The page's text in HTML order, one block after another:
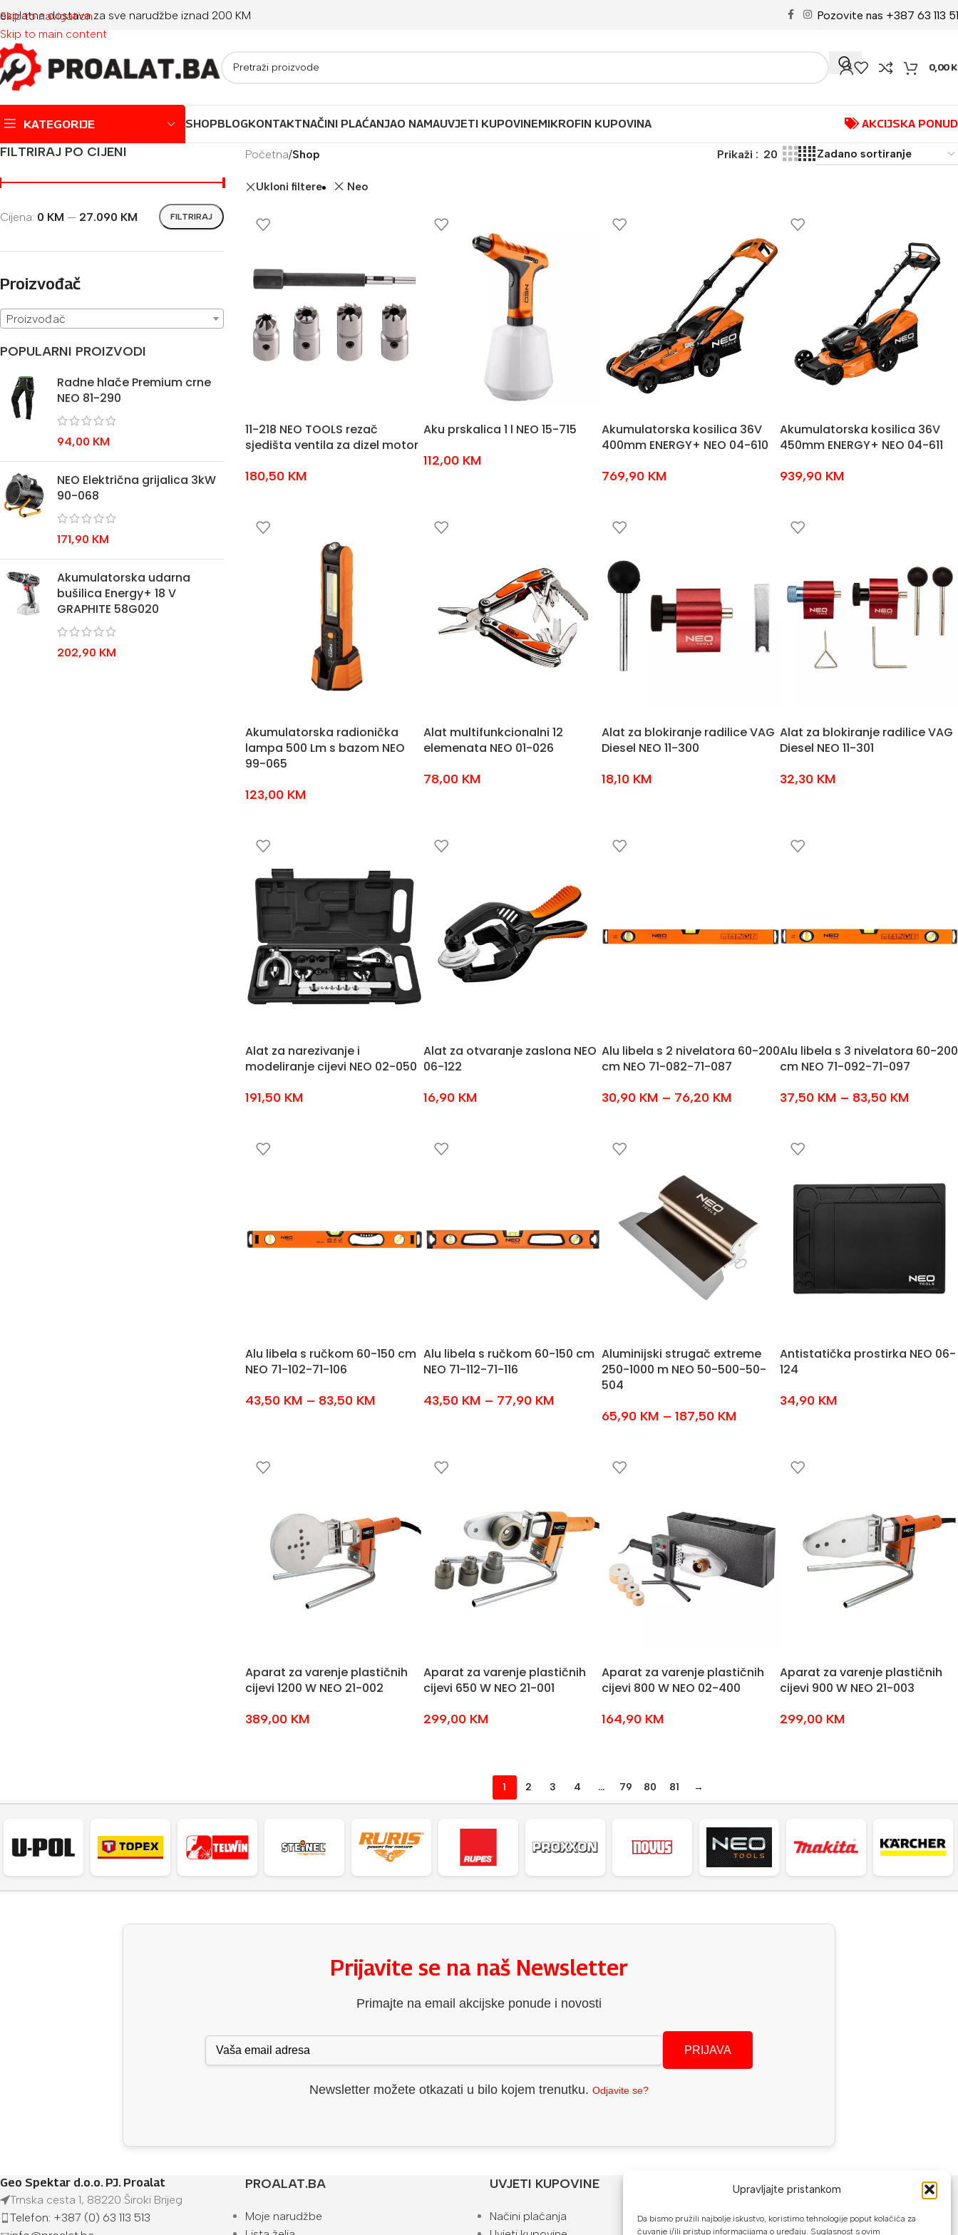
Upravljajte pristankom
Da bismo pružili najbolje iskustvo, koristimo tehnologije poput kolačića za
čuvanje i/ili pristup informacijama o uređaju. Suglasnost s ovim
Skip to navigation
Skip to main content
dostava za sve narudžbe iznad 200 KM Pozovite nas +387 63 113
0,00
KATEGORIJE
Jacuzzi
SHOPBLOGKONTAKTNAČINI PLAĆANJAO NAMAUVJETI KUPOVINEMIKROFIN KUPOVINA AKCIJSKA
FILTRIRAJ PO CIJENI
FILTRIRAJ
Cijena: 0 KM — 27.090 KM
Proizvođač
Proizvođač
POPULARNI PROIZVODI
Radne hlače Premium crne
NEO 81-290
94,00 KM
NEO Električna grijalica 3kW
90-068
171,90 KM
Akumulatorska udarna
bušilica Energy+ 18 V
GRAPHITE 58G020
202,90 KM
Početna/Shop Prikaži 20
Ukloni filtere Neo
11-218 NEO TOOLS rezač
sjedišta ventila za dizel motor
180,50 KM
Aku prskalica 1 l NEO 15-715
112,00 KM
Akumulatorska kosilica 36V
400mm ENERGY+ NEO 04-610
769,90 KM
Akumulatorska kosilica 36V
450mm ENERGY+ NEO 04-611
939,90 KM
Akumulatorska radionička
lampa 500 Lm s bazom NEO
99-065
123,00 KM
Alat multifunkcionalni 12
elemenata NEO 01-026
78,00 KM
Alat za blokiranje radilice VAG
Diesel NEO 11-300
18,10 KM
Alat za blokiranje radilice VAG
Diesel NEO 11-301
32,30 KM
Alat za narezivanje i
modeliranje cijevi NEO 02-050
191,50 KM
Alat za otvaranje zaslona NEO
06-122
16,90 KM
Alu libela s 2 nivelatora 60-200
cm NEO 71-082-71-087
30,90 KM – 76,20 KM
Alu libela s 3 nivelatora 60-200
cm NEO 71-092-71-097
37,50 KM – 83,50 KM
Alu libela s ručkom 60-150 cm
NEO 71-102-71-106
43,50 KM – 83,50 KM
Alu libela s ručkom 60-150 cm
NEO 71-112-71-116
43,50 KM – 77,90 KM
Aluminijski strugač extreme
250-1000 m NEO 50-500-50-
504
65,90 KM – 187,50 KM
Antistatička prostirka NEO 06-
124
34,90 KM
Aparat za varenje plastičnih
cijevi 1200 W NEO 21-002
389,00 KM
Aparat za varenje plastičnih
cijevi 650 W NEO 21-001
299,00 KM
Aparat za varenje plastičnih
cijevi 800 W NEO 02-400
164,90 KM
Aparat za varenje plastičnih
cijevi 900 W NEO 21-003
299,00 KM
1 2 3 4 … 79 80 81 →
Prijavite se na naš Newsletter
Primajte na email akcijske ponude i novosti
PRIJAVA
Newsletter možete otkazati u bilo kojem trenutku. Odjavite se?
Geo Spektar d.o.o. PJ. Proalat
Trnska cesta 1, 88220 Široki Brijeg
Telefon: +387 (0) 63 113 513
PROALAT.BA
Moje narudžbe
UVJETI KUPOVINE
Načini plaćanja
NAČINI PLAĆANJA
U našoj web trgovini možete platiti: